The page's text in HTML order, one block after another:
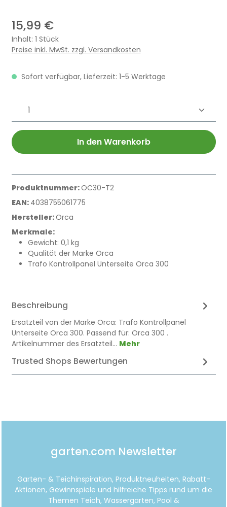
15,99 €
Inhalt: 1 Stück
Preise inkl. MwSt. zzgl. Versandkosten
Sofort verfügbar, Lieferzeit: 1-5 Werktage
Produkt Anzahl: Gib den
In den Warenkorb
Produktnummer:OC30-T2
EAN: 4038755061775
Hersteller:Orca
Merkmale:
Gewicht: 0,1 kg
Qualität der Marke Orca
Trafo Kontrollpanel Unterseite Orca 300
Beschreibung
Ersatzteil von der Marke Orca: Trafo Kontrollpanel
Unterseite Orca 300. Passend für: Orca 300 .
Artikelnummer des Ersatzteil… Mehr
Trusted Shops Bewertungen
garten.com Newsletter
Garten- & Teichinspiration, Produktneuheiten, Rabatt-
Aktionen, Gewinnspiele und hilfreiche Tipps rund um die
Themen Teich, Wassergarten, Pool &